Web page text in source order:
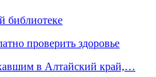
библиотеке
проверить здоровье
в Алтайский край,…